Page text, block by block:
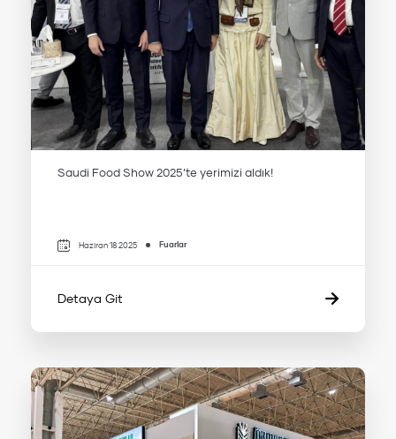
Saudi Food Show 2025’te yerimizi aldık!
Haziran 18 2025 Fuarlar
Detaya Git